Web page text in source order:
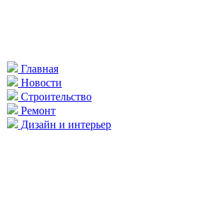
Главная
Новости
Строительство
Ремонт
Дизайн и интерьер